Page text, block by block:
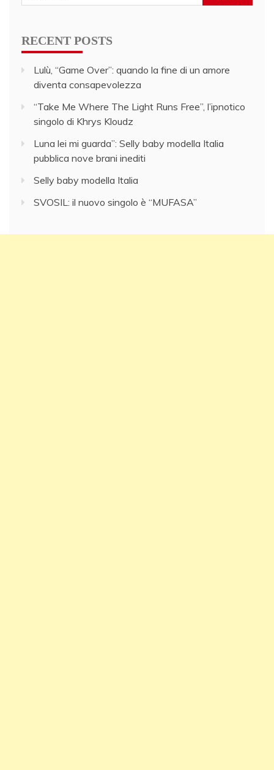
for:
RECENT POSTS
Lulù, “Game Over”: quando la fine di un amore
diventa consapevolezza
“Take Me Where The Light Runs Free”, l’ipnotico
singolo di Khrys Kloudz
Luna lei mi guarda”: Selly baby modella Italia
pubblica nove brani inediti
Selly baby modella Italia
SVOSIL: il nuovo singolo è “MUFASA”